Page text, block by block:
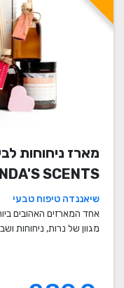
SCENTS
שיאננדה טיפוח טבעי
אחד המארזים האהובים
מגוון של נרות, ניחוחות